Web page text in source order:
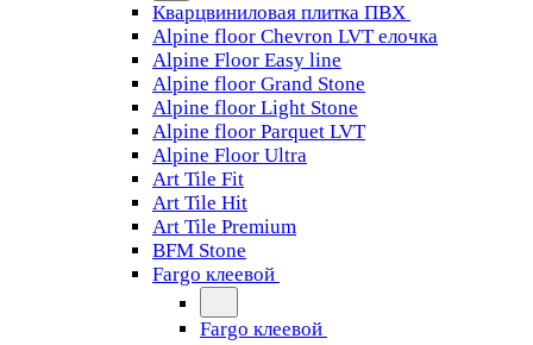
Кварцвиниловая плитка ПВХ
Alpine floor Chevron LVT елочка
Alpine Floor Easy line
Alpine floor Grand Stone
Alpine floor Light Stone
Alpine floor Parquet LVT
Alpine Floor Ultra
Art Tile Fit
Art Tile Hit
Art Tile Premium
BFM Stone
Fargo клеевой
Fargo клеевой